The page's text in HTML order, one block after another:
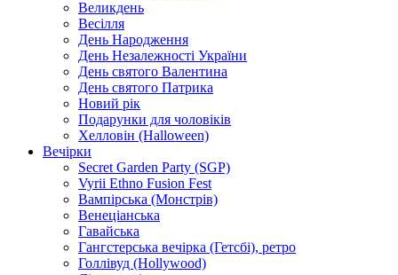
Великдень
Весілля
День Народження
День Незалежності України
День святого Валентина
День святого Патрика
Новий рік
Подарунки для чоловіків
Хелловін (Halloween)
Вечірки
Secret Garden Party (SGP)
Vyrii Ethno Fusion Fest
Вампірська (Монстрів)
Венеціанська
Гавайська
Гангстерська вечірка (Гетсбі), ретро
Голлівуд (Hollywood)